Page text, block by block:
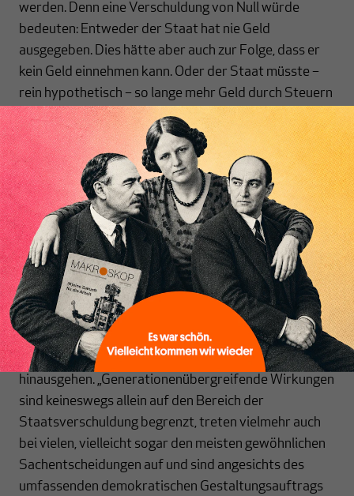
Inhaltsverzeichnis
werden. Denn eine Verschuldung von Null würde
bedeuten: Entweder der Staat hat nie Geld
ausgegeben. Dies hätte aber auch zur Folge, dass er
kein Geld einnehmen kann. Oder der Staat müsste –
rein hypothetisch – so lange mehr Geld durch Steuern
aus der Wirtschaft zurückholen als er ausgibt, bis
sämtliches staatliches Geld verschwunden ist. Dies
wäre nur durch eine enorme Zunahme von privater
Verschuldung möglich.
Zudem wird oft auf die Begrenzung politischer Macht
verwiesen, die angeblich durch die Schuldenbremse
ermöglicht würde. Der Grundsatz „Macht auf Zeit“,
der dem Demokratieprinzip innewohnt, ist in Bezug
auf Staatsverschuldung widersprüchlich. Er steht im
direkten Konflikt mit dem Sozialstaatsprinzip und
damit der Notwendigkeit auch Entscheidungen zu
treffen, deren Wirkung über die vierjährige Legislatur
hinausgehen. „Generationenübergreifende Wirkungen
sind keineswegs allein auf den Bereich der
Staatsverschuldung begrenzt, treten vielmehr auch
bei vielen, vielleicht sogar den meisten gewöhnlichen
Sachentscheidungen auf und sind angesichts des
umfassenden demokratischen Gestaltungsauftrags